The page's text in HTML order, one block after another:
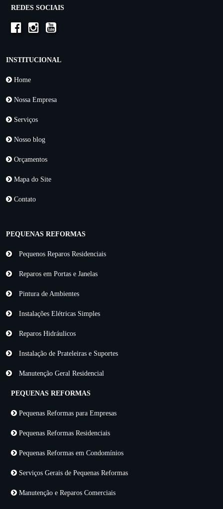
REDES SOCIAIS
INSTITUCIONAL
Home
Nossa Empresa
Serviços
Nosso blog
Orçamentos
Mapa do Site
Contato
PEQUENAS REFORMAS
Pequenos Reparos Residenciais
Reparos em Portas e Janelas
Pintura de Ambientes
Instalações Elétricas Simples
Reparos Hidráulicos
Instalação de Prateleiras e Suportes
Manutenção Geral Residencial
PEQUENAS REFORMAS
Pequenas Reformas para Empresas
Pequenas Reformas Residenciais
Pequenas Reformas em Condomínios
Serviços Gerais de Pequenas Reformas
Manutenção e Reparos Comerciais